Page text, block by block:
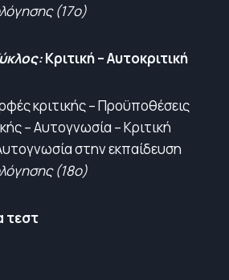
(17ο)
Κριτική – Αυτοκριτική
κριτικής – Προϋποθέσεις
– Αυτογνωσία – Κριτική
στην εκπαίδευση
(18ο)
τεστ